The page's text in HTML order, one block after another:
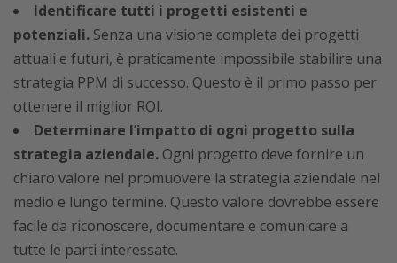
Identificare tutti i progetti esistenti e
potenziali. Senza una visione completa dei progetti
attuali e futuri, è praticamente impossibile stabilire una
strategia PPM di successo. Questo è il primo passo per
ottenere il miglior ROI.
Determinare l’impatto di ogni progetto sulla
strategia aziendale. Ogni progetto deve fornire un
chiaro valore nel promuovere la strategia aziendale nel
medio e lungo termine. Questo valore dovrebbe essere
facile da riconoscere, documentare e comunicare a
tutte le parti interessate.